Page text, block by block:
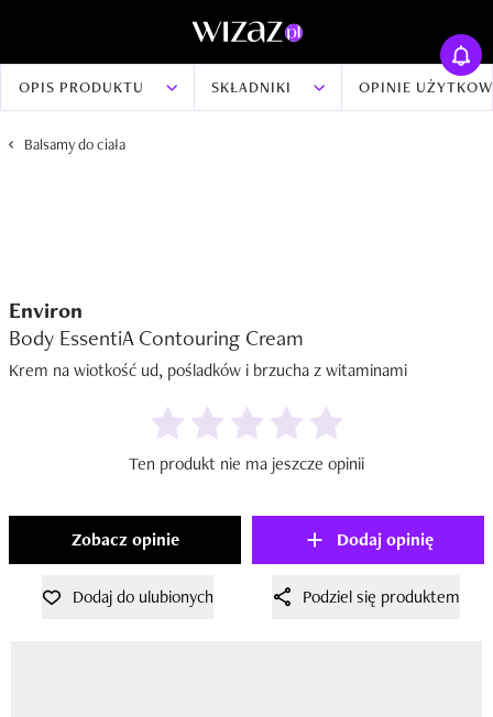
OPIS PRODUKTU SKŁADNIKI OPINIE
Balsamy do ciała
Environ
Body EssentiA Contouring Cream
Krem na wiotkość ud, pośladków i brzucha z witaminami
Ten produkt nie ma jeszcze opinii
Zobacz opinie Dodaj opinię
Dodaj do ulubionych Podziel się produktem